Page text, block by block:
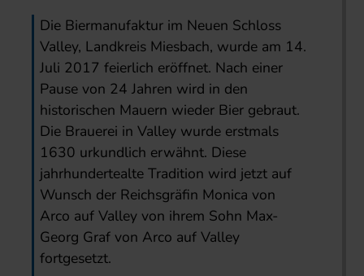
Die Biermanufaktur im Neuen Schloss
Valley, Landkreis Miesbach, wurde am 14.
Juli 2017 feierlich eröffnet. Nach einer
Pause von 24 Jahren wird in den
historischen Mauern wieder Bier gebraut.
Die Brauerei in Valley wurde erstmals
1630 urkundlich erwähnt. Diese
jahrhundertealte Tradition wird jetzt auf
Wunsch der Reichsgräfin Monica von
Arco auf Valley von ihrem Sohn Max-
Georg Graf von Arco auf Valley
fortgesetzt.